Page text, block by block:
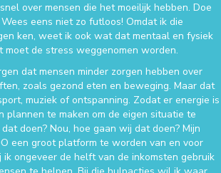
over mensen die het moeilijk hebben. Doe
eens niet zo futloos! Omdat ik die
ken, weet ik ook wat dat mentaal en fysiek
moet de stress weggenomen worden.
dat mensen minder zorgen hebben over
zoals gezond eten en beweging. Maar dat
muziek of ontspanning. Zodat er energie is
plannen te maken om de eigen situatie te
doen? Nou, hoe gaan wij dat doen? Mijn
een groot platform te worden van en voor
ik ongeveer de helft van de inkomsten gebruik